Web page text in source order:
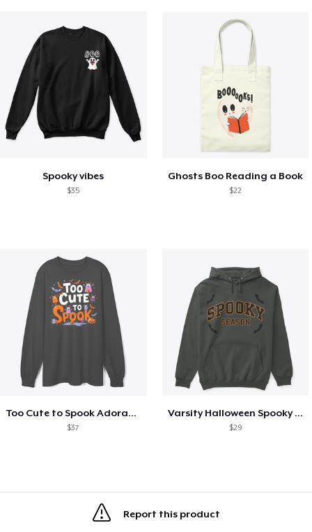
Spooky vibes
$35
Ghosts Boo Reading a Book
$22
Too Cute to Spook Adorable Halloween Tee
$37
Varsity Halloween Spooky Season Letter
$29
Report this product